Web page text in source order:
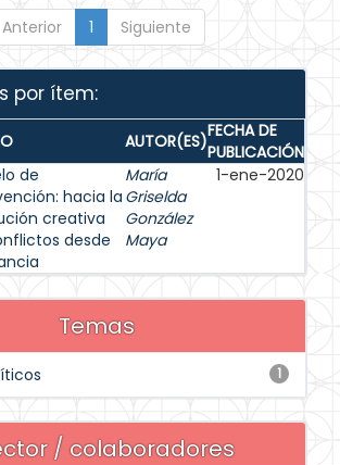
Anterior 1 Siguiente
por ítem:
AUTOR(ES)FECHA DE
PUBLICACIÓN
de
hacia la
creativa
desde
María
Griselda
González
Maya
1-ene-2020
Temas
1
/ colaboradores